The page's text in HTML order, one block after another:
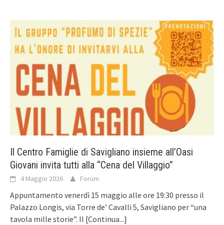
Il Centro Famiglie di Savigliano insieme all’Oasi
Giovani invita tutti alla “Cena del Villaggio”
4 Maggio 2026 Forum
Appuntamento venerdì 15 maggio alle ore 19:30 presso il
Palazzo Longis, via Torre de’ Cavalli 5, Savigliano per “una
tavola mille storie”. Il [Continua...]